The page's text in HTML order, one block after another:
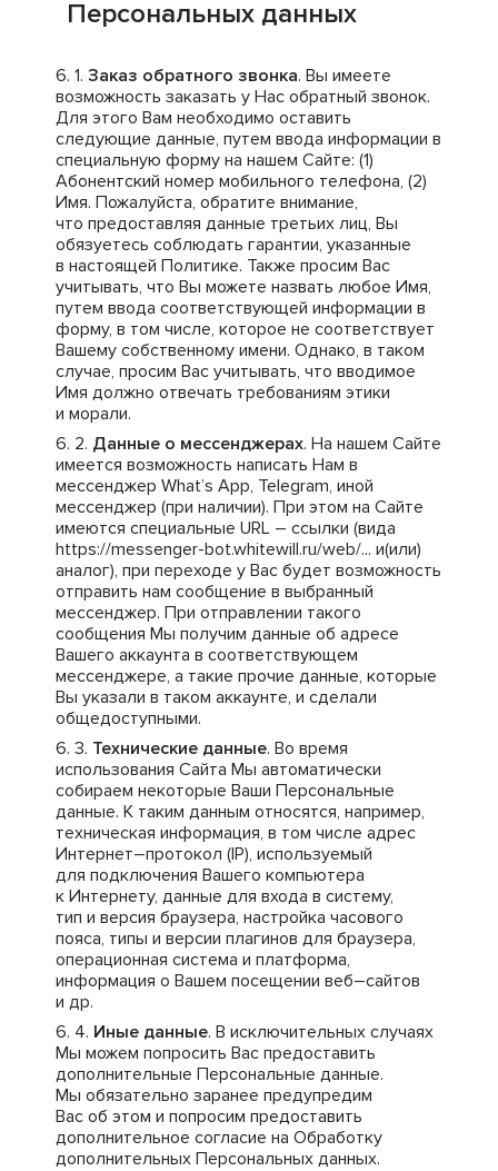
Персональных данных
Заказ обратного звонка. Вы имеете
возможность заказать у Нас обратный звонок.
Для этого Вам необходимо оставить
следующие данные, путем ввода информации в
специальную форму на нашем Сайте: (1)
Абонентский номер мобильного телефона, (2)
Имя. Пожалуйста, обратите внимание,
что предоставляя данные третьих лиц, Вы
обязуетесь соблюдать гарантии, указанные
в настоящей Политике. Также просим Вас
учитывать, что Вы можете назвать любое Имя,
путем ввода соответствующей информации в
форму, в том числе, которое не соответствует
Вашему собственному имени. Однако, в таком
случае, просим Вас учитывать, что вводимое
Имя должно отвечать требованиям этики
и морали.
Данные о мессенджерах. На нашем Сайте
имеется возможность написать Нам в
мессенджер What’s App, Telegram, иной
мессенджер (при наличии). При этом на Сайте
имеются специальные URL – ссылки (вида
https://messenger-bot.whitewill.ru/web/... и(или)
аналог), при переходе у Вас будет возможность
отправить нам сообщение в выбранный
мессенджер. При отправлении такого
сообщения Мы получим данные об адресе
Вашего аккаунта в соответствующем
мессенджере, а такие прочие данные, которые
Вы указали в таком аккаунте, и сделали
общедоступными.
Технические данные. Во время
использования Сайта Мы автоматически
собираем некоторые Ваши Персональные
данные. К таким данным относятся, например,
техническая информация, в том числе адрес
Интернет–протокол (IP), используемый
для подключения Вашего компьютера
к Интернету, данные для входа в систему,
тип и версия браузера, настройка часового
пояса, типы и версии плагинов для браузера,
операционная система и платформа,
информация о Вашем посещении веб–сайтов
и др.
Иные данные. В исключительных случаях
Мы можем попросить Вас предоставить
дополнительные Персональные данные.
Мы обязательно заранее предупредим
Вас об этом и попросим предоставить
дополнительное согласие на Обработку
дополнительных Персональных данных.